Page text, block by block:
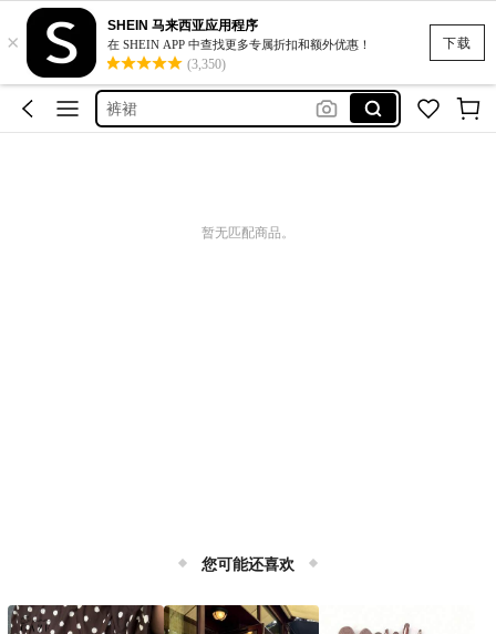
下载
×
SHEIN 马来西亚应用程序
在 SHEIN APP 中查找更多专属折扣和额外优惠！
(3,350)
黑色短裤女生
复古连衣裙
裤裙
暂无匹配商品。
您可能还喜欢